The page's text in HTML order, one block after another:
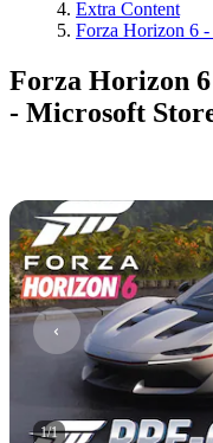
Extra Content
Forza Horizon 6
Forza Horizon
- Microsoft
1/1